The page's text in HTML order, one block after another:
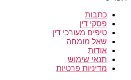
כתבות
פסקי דין
טיפים מעורכי דין
שאל מומחה
אודות
תנאי שימוש
מדיניות פרטיות